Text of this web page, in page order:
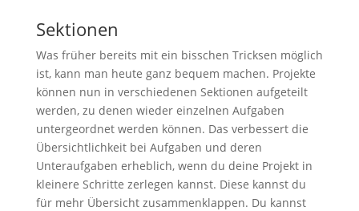
Sektionen
Was früher bereits mit ein bisschen Tricksen möglich
ist, kann man heute ganz bequem machen. Projekte
können nun in verschiedenen Sektionen aufgeteilt
werden, zu denen wieder einzelnen Aufgaben
untergeordnet werden können. Das verbessert die
Übersichtlichkeit bei Aufgaben und deren
Unteraufgaben erheblich, wenn du deine Projekt in
kleinere Schritte zerlegen kannst. Diese kannst du
für mehr Übersicht zusammenklappen. Du kannst